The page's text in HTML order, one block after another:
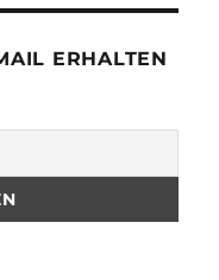
ERHALTEN